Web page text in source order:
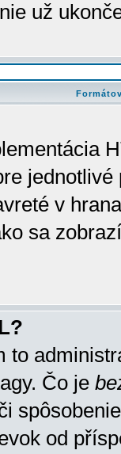
už
v
sa
to
Čo je
od